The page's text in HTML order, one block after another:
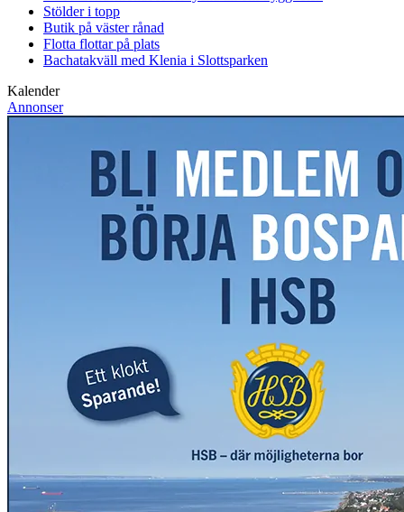
Stölder i topp
Butik på väster rånad
Flotta flottar på plats
Bachatakväll med Klenia i Slottsparken
Kalender
Annonser